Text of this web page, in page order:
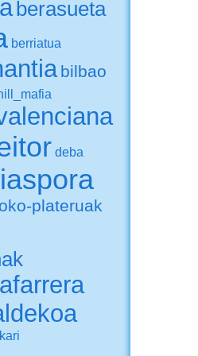
berasueta
berriatua
bilbao
deba
plateruak